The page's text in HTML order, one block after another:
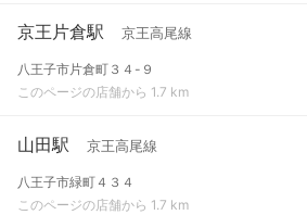
京王片倉駅 京王高尾線
八王子市片倉町３４-９
このページの店舗から 1.7 km
山田駅 京王高尾線
八王子市緑町４３４
このページの店舗から 1.7 km